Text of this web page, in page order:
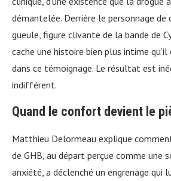
démantelée. Derrière le personnage de
gueule, figure clivante de la bande de
cache une histoire bien plus intime
dans ce témoignage. Le résultat est
indifférent.
Quand le confort devient le
Matthieu Delormeau explique
de GHB, au départ perçue comme une
anxiété, a déclenché un engrenage qui